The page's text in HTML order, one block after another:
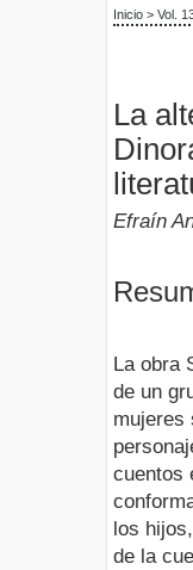
Inicio > Vol.
La
Efraín
La obra
de un
mujeres
cuentos
los
de la